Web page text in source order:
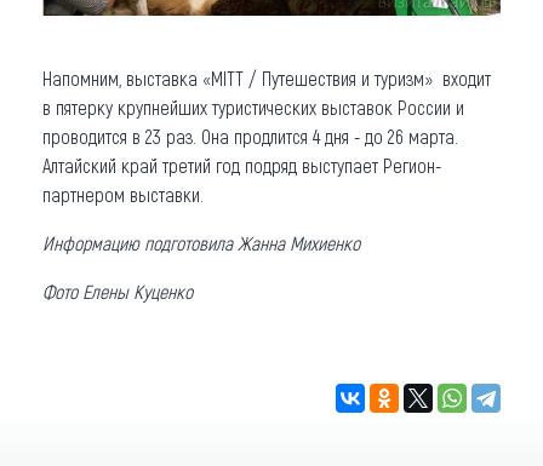
Напомним, выставка «MITT / Путешествия и туризм» входит
в пятерку крупнейших туристических выставок России и
проводится в 23 раз. Она продлится 4 дня - до 26 марта.
Алтайский край третий год подряд выступает Регион-
партнером выставки.
Информацию подготовила Жанна Михиенко
Фото Елены Куценко